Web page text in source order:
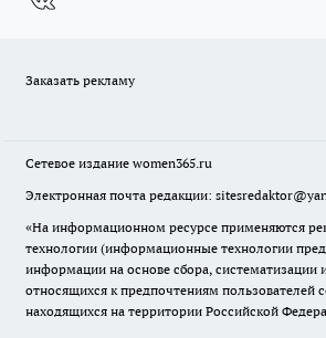
Заказать рекламу
Сетевое издание women365.ru
Электронная почта редакции:
«На информационном ресурсе применяются
технологии (информационные технологии
информации на основе сбора, систематизации
относящихся к предпочтениям пользователей
находящихся на территории Российской